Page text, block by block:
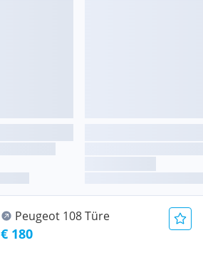
Peugeot 108 Türe
€ 180